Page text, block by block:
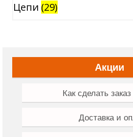
Цепи (29)
Акции
Как сделать
Доставка и